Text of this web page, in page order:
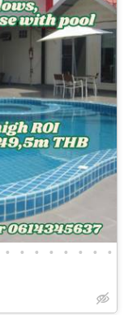
• • • • • • • •